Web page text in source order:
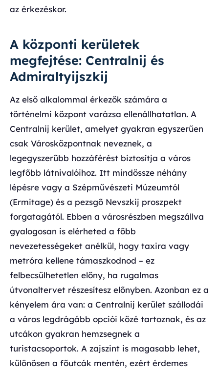
az érkezéskor.
A központi kerületek
megfejtése: Centralnij és
Admiraltyijszkij
Az első alkalommal érkezők számára a
történelmi központ varázsa ellenállhatatlan. A
Centralnij kerület, amelyet gyakran egyszerűen
csak Városközpontnak neveznek, a
legegyszerűbb hozzáférést biztosítja a város
legfőbb látnivalóihoz. Itt mindössze néhány
lépésre vagy a Szépművészeti Múzeumtól
(Ermitage) és a pezsgő Nevszkij proszpekt
forgatagától. Ebben a városrészben megszállva
gyalogosan is elérheted a főbb
nevezetességeket anélkül, hogy taxira vagy
metróra kellene támaszkodnod – ez
felbecsülhetetlen előny, ha rugalmas
útvonaltervet részesítesz előnyben. Azonban ez a
kényelem ára van: a Centralnij kerület szállodái
a város legdrágább opciói közé tartoznak, és az
utcákon gyakran hemzsegnek a
turistacsoportok. A zajszint is magasabb lehet,
különösen a főutcák mentén, ezért érdemes